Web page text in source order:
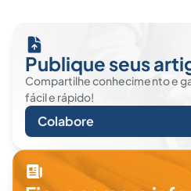
Publique seus
Compartilhe conhecimento e
fácil e rápido!
Colabore